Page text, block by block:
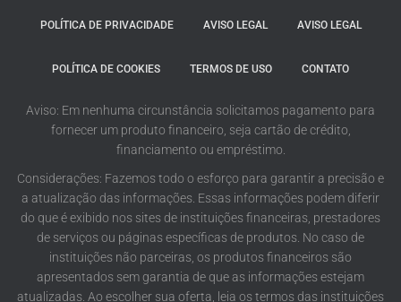
POLÍTICA DE PRIVACIDADE AVISO LEGAL AVISO LEGAL
POLÍTICA DE COOKIES TERMOS DE USO CONTATO
Aviso: Em nenhuma circunstância solicitamos pagamento para
fornecer um produto financeiro, seja cartão de crédito,
financiamento ou empréstimo.
Considerações: Fazemos todo o esforço para garantir a precisão e
a atualização das informações. Essas informações podem diferir
do que é exibido nos sites de instituições financeiras, prestadores
de serviços ou páginas específicas de produtos. No caso de
instituições não parceiras, os produtos financeiros são
apresentados sem garantia de que as informações estejam
atualizadas. Ao escolher sua oferta, leia os termos das instituições